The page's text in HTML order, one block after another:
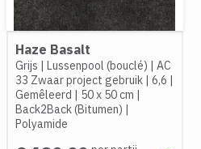
Haze Basalt
Grijs | Lussenpool (bouclé) | AC
33 Zwaar project gebruik| 6,6 |
Gemêleerd | 50 x 50 cm |
Back2Back (Bitumen) |
Polyamide